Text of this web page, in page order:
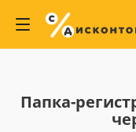
Папка-